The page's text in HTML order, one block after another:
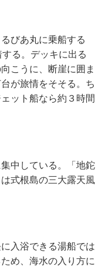
びあ丸に乗船する
る。デッキに出る
こうに、断崖に囲ま
が旅情をそそる。ち
ット船なら約３時間
中している。「地鉈
式根島の三大露天風
入浴できる湯船では
め、海水の入り方に